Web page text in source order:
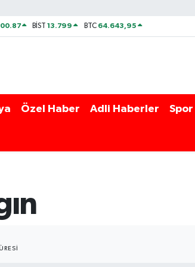
BİST13.799 BTC 64.643,95
Özel Haber Adli Haberler Spor